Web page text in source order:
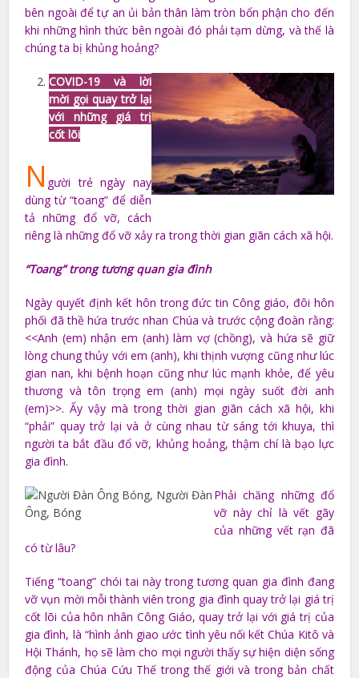
bên ngoài để tự an ủi bản thân làm tròn bổn phận cho đến
khi những hình thức bên ngoài đó phải tạm dừng, và thế là
chúng ta bị khủng hoảng?
COVID-19 và lời
mời gọi quay trở lại
với những giá trị
cốt lõi
N gười trẻ ngày nay
dùng từ “toang” để diễn
tả những đổ vỡ, cách
riêng là những đổ vỡ xảy ra trong thời gian giãn cách xã hội.
“Toang” trong tương quan gia đình
Ngày quyết định kết hôn trong đức tin Công giáo, đôi hôn
phối đã thề hứa trước nhan Chúa và trước cộng đoàn rằng:
<<Anh (em) nhận em (anh) làm vợ (chồng), và hứa sẽ giữ
lòng chung thủy với em (anh), khi thịnh vượng cũng như lúc
gian nan, khi bệnh hoạn cũng như lúc mạnh khỏe, để yêu
thương và tôn trọng em (anh) mọi ngày suốt đời anh
(em)>>. Ấy vậy mà trong thời gian giãn cách xã hội, khi
“phải” quay trở lại và ở cùng nhau từ sáng tới khuya, thì
người ta bắt đầu đổ vỡ, khủng hoảng, thậm chí là bạo lực
gia đình.
Phải chăng những đổ
vỡ này chỉ là vết gãy
của những vết rạn đã
có từ lâu?
Tiếng “toang” chói tai này trong tương quan gia đình đang
vỡ vụn mời mỗi thành viên trong gia đình quay trở lại giá trị
cốt lõi của hôn nhân Công Giáo, quay trở lại với giá trị của
gia đình, là “hình ảnh giao ước tình yêu nối kết Chúa Kitô và
Hội Thánh, họ sẽ làm cho mọi người thấy sự hiện diện sống
động của Chúa Cứu Thế trong thế giới và trong bản chất